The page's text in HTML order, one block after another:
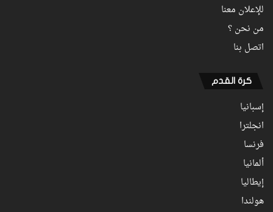
للإعلان معنا
من نحن ؟
اتصل بنا
كرة القدم
إسبانيا
انجلترا
فرنسا
ألمانيا
إيطاليا
هولندا